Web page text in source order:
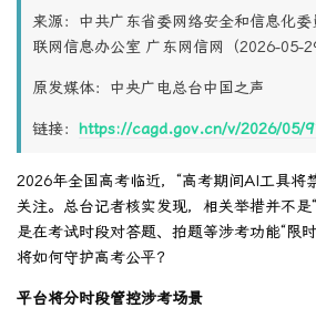
来源：中共广东省委网络安全和信息化
联网信息办公室 广东网信网（2026-05-29
原发媒体：中央广电总台中国之声
链接： https://cagd.gov.cn/v/2026/05/
2026年全国高考临近，“高考期间AI工具将
关注。总台记者核实发现，相关举措并不是
是在考试时段对答题、拍题等涉考功能“限
将如何守护高考公平？
平台将分时段管控涉考场景